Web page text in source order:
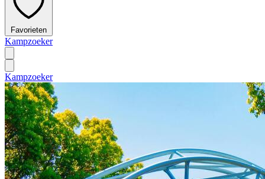
Favorieten
Kampzoeker
Kampzoeker